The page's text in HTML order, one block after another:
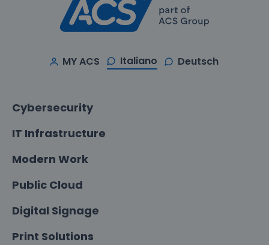
MY ACS Italiano Deutsch
Cybersecurity
IT Infrastructure
Modern Work
Public Cloud
Digital Signage
Print Solutions